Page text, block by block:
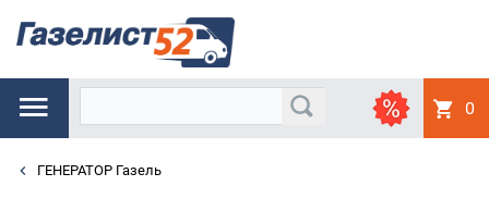
0
ГЕНЕРАТОР Газель